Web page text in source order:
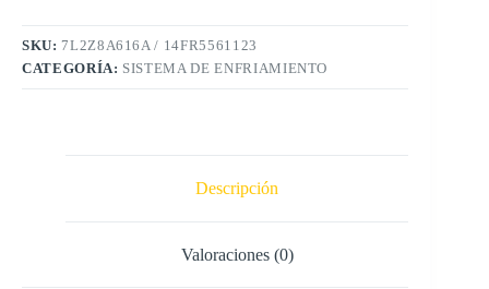
SKU: 7L2Z8A616A / 14FR5561123
CATEGORÍA: SISTEMA DE ENFRIAMIENTO
Descripción
Valoraciones (0)